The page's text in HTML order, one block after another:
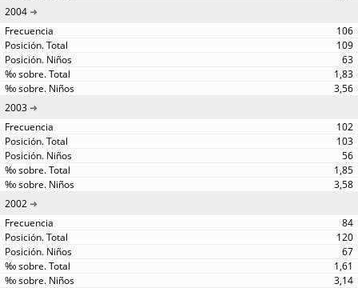
2004
106
109
63
1,83
3,56
2003
102
103
56
1,85
3,58
2002
84
120
67
1,61
3,14